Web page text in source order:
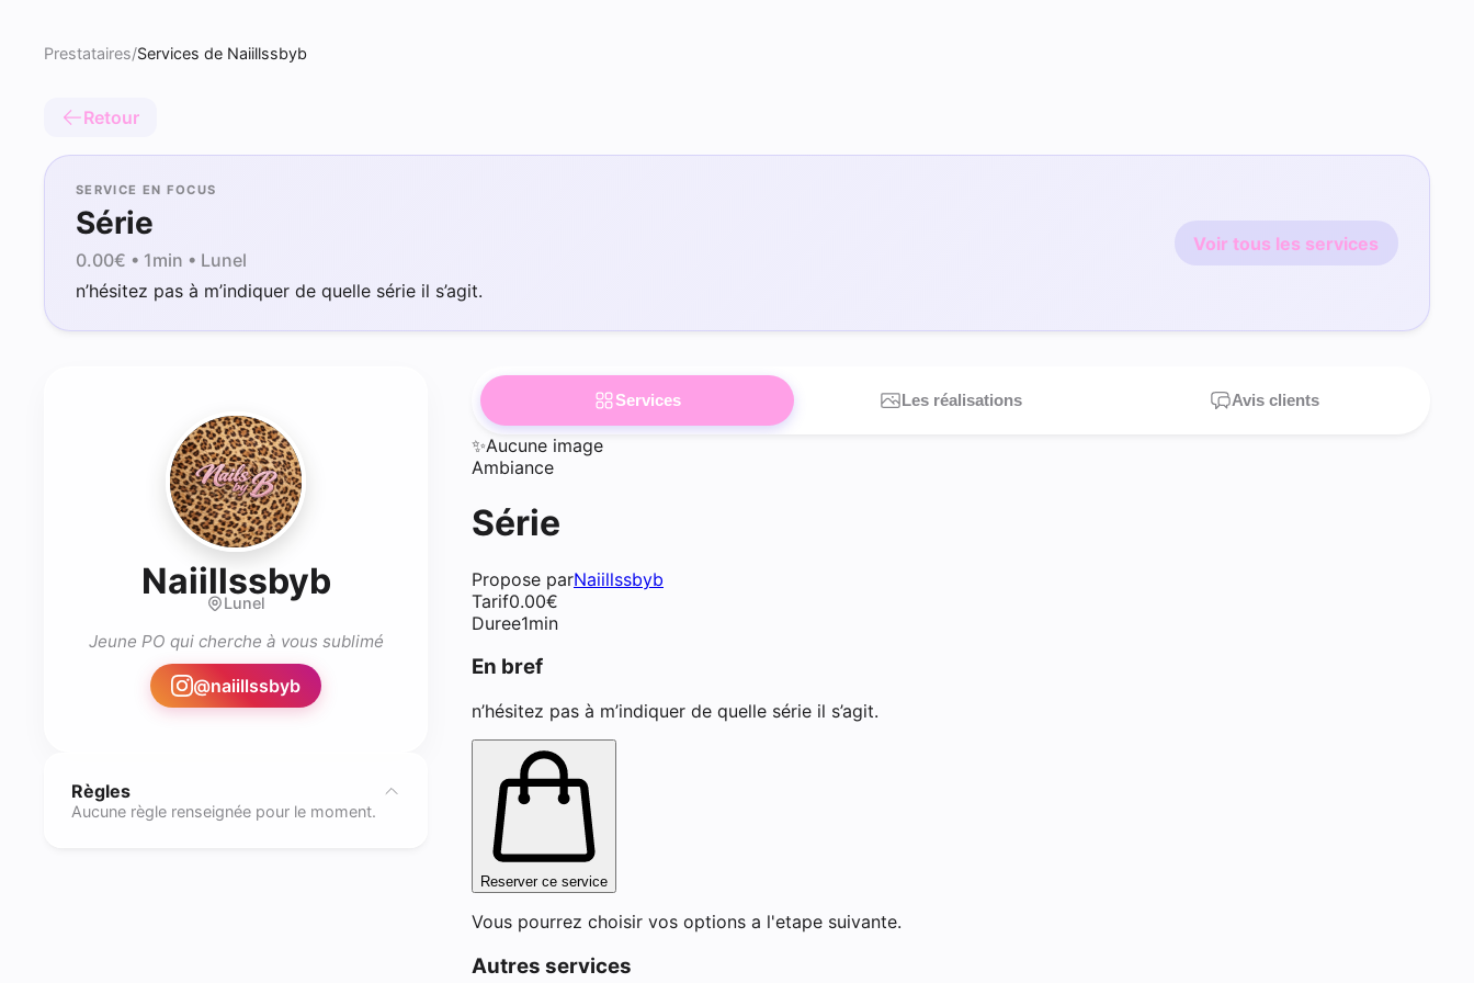
Prestataires/Services de Naiillssbyb
Retour
SERVICE EN FOCUS
Série
0.00€ • 1min • Lunel
n’hésitez pas à m’indiquer de quelle série il s’agit.
Voir tous les services
Naiillssbyb- Prothésiste ongulaire à Lunel
Lunel
Jeune PO qui cherche à vous sublimé
@naiillssbyb
Règles
Aucune règle renseignée pour le moment.
Services Les réalisations Avis clients
✨Aucune image
Ambiance
Série
Propose parNaiillssbyb
Tarif0.00€
Duree1min
En bref
n’hésitez pas à m’indiquer de quelle série il s’agit.
Reserver ce service
Vous pourrez choisir vos options a l'etape suivante.
Autres services